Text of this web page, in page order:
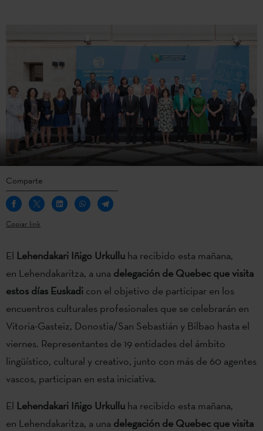
Comparte
Copiar link
El Lehendakari Iñigo Urkullu ha recibido esta mañana,
en Lehendakaritza, a una delegación de Quebec que visita
estos días Euskadi con el objetivo de participar en los
encuentros culturales profesionales que se celebrarán en
Vitoria-Gasteiz, Donostia/San Sebastián y Bilbao hasta el
viernes. Representantes de 19 entidades del ámbito
lingüístico, cultural y creativo, junto con más de 60 agentes
vascos, participan en esta iniciativa.
El Lehendakari Iñigo Urkullu ha recibido esta mañana,
en Lehendakaritza, a una delegación de Quebec que visita